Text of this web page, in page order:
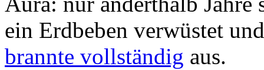
ein Erdbeben verwüstet
brannte vollständig aus.